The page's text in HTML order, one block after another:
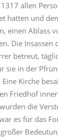
allen
hatten und
einen Ablass
Die Insassen
betreut,
sie in der
Kirche
Friedhof
die
es für das